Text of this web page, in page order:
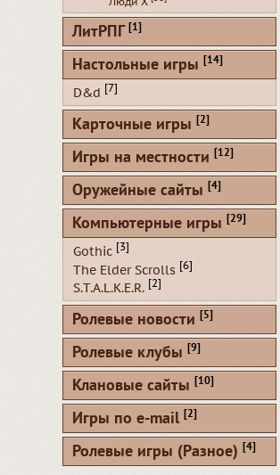
ЛитРПГ [1]
Настольные игры [14]
D&d [7]
Карточные игры [2]
Игры на местности [12]
Оружейные сайты [4]
Компьютерные игры [29]
Gothic [3]
The Elder Scrolls [6]
S.T.A.L.K.E.R. [2]
Ролевые новости [5]
Ролевые клубы [9]
Клановые сайты [10]
Игры по e-mail [2]
Ролевые игры (Разное) [4]